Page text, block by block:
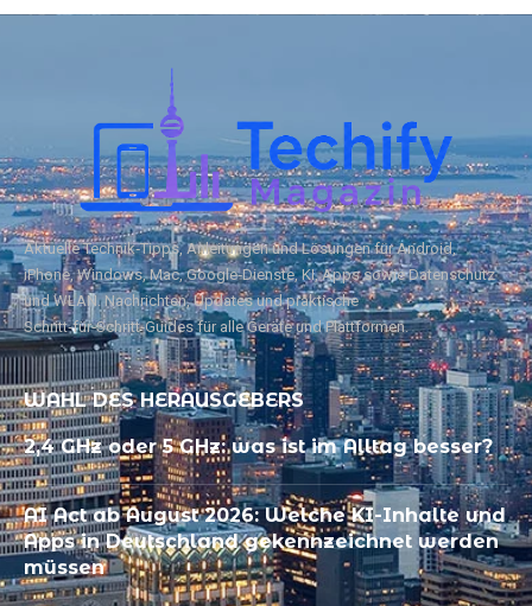
Aktuelle Technik‑Tipps, Anleitungen und Lösungen für Android,
iPhone, Windows, Mac, Google‑Dienste, KI, Apps sowie Datenschutz
und WLAN. Nachrichten, Updates und praktische
Schritt‑für‑Schritt‑Guides für alle Geräte und Plattformen.
WAHL DES HERAUSGEBERS
2,4 GHz oder 5 GHz: was ist im Alltag besser?
AI Act ab August 2026: Welche KI-Inhalte und
Apps in Deutschland gekennzeichnet werden
müssen